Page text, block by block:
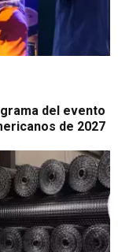
del evento
de 2027